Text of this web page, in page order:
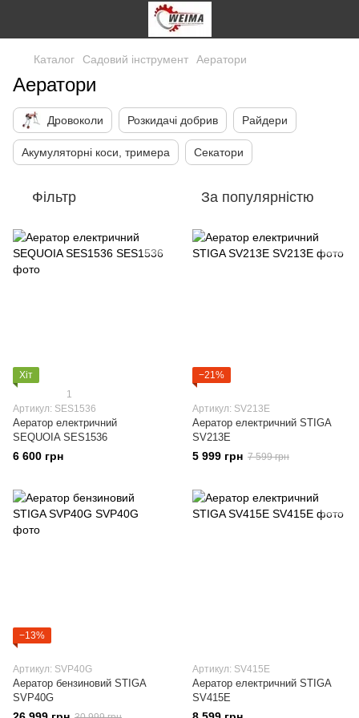
Каталог Садовий інструмент Аератори
Аератори
Дровоколи Розкидачі добрив Райдери
Акумуляторні коси, тримера Секатори
Фільтр За популярністю
Хіт
1
Артикул: SES1536
Аератор електричний
SEQUOIA SES1536
6 600 грн
−21%
Артикул: SV213E
Аератор електричний STIGA
SV213E
5 999 грн 7 599 грн
−13%
Артикул: SVP40G
Аератор бензиновий STIGA
SVP40G
Артикул: SV415E
Аератор електричний STIGA
SV415E